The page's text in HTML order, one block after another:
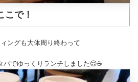
こで！
ングも大体周り終わって
バでゆっくりランチしました😌☕️